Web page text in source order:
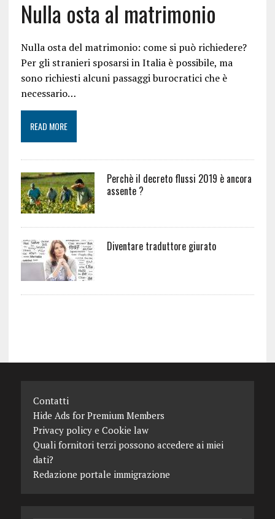
Nulla osta al matrimonio
Nulla osta del matrimonio: come si può richiedere?
Per gli stranieri sposarsi in Italia è possibile, ma
sono richiesti alcuni passaggi burocratici che è
necessario…
READ MORE
Perchè il decreto flussi 2019 è ancora
assente ?
Diventare traduttore giurato
Contatti
Hide Ads for Premium Members
Privacy policy e Cookie law
Quali fornitori terzi possono accedere ai miei
dati?
Redazione portale immigrazione